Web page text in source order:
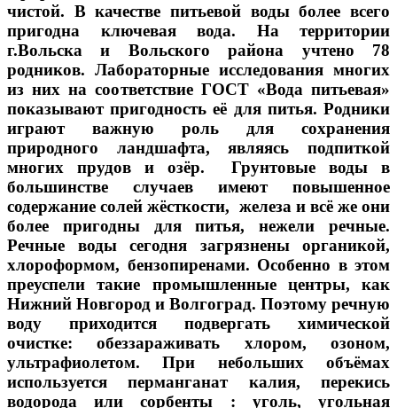
чистой. В качестве питьевой воды более всего
пригодна ключевая вода. На территории
г.Вольска и Вольского района учтено 78
родников. Лабораторные исследования многих
из них на соответствие ГОСТ «Вода питьевая»
показывают пригодность её для питья. Родники
играют важную роль для сохранения
природного ландшафта, являясь подпиткой
многих прудов и озёр. Грунтовые воды в
большинстве случаев имеют повышенное
содержание солей жёсткости, железа и всё же они
более пригодны для питья, нежели речные.
Речные воды сегодня загрязнены органикой,
хлороформом, бензопиренами. Особенно в этом
преуспели такие промышленные центры, как
Нижний Новгород и Волгоград. Поэтому речную
воду приходится подвергать химической
очистке: обеззараживать хлором, озоном,
ультрафиолетом. При небольших объёмах
используется перманганат калия, перекись
водорода или сорбенты : уголь, угольная